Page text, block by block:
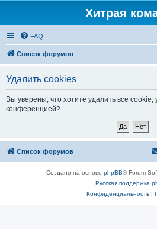
Хитрая
FAQ
Список форумов
Удалить cookies
Вы уверены, что хотите удалить все
конференцией?
Список форумов
Создано на основе phpBB® Forum
Русская поддержка
Конфиденциальность|